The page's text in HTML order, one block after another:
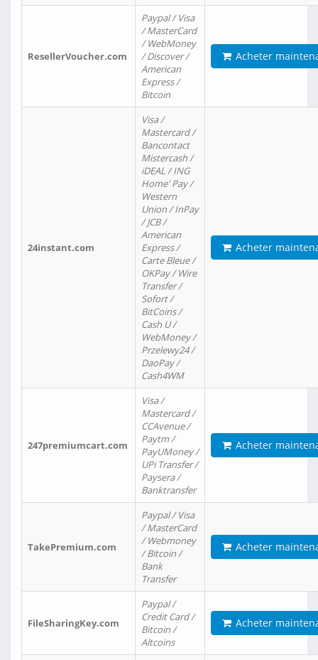
ResellerVoucher.com
Paypal / Visa
/ MasterCard
/ WebMoney
/ Discover /
American
Express /
Bitcoin
Acheter
24instant.com
Visa /
Mastercard /
Bancontact
Mistercash /
iDEAL / ING
Home' Pay /
Western
Union / InPay
/ JCB /
American
Express /
Carte Bleue /
OKPay / Wire
Transfer /
Sofort /
BitCoins /
Cash U /
WebMoney /
Przelewy24 /
DaoPay /
Cash4WM
Acheter
247premiumcart.com
Visa /
Mastercard /
CCAvenue /
Paytm /
PayUMoney /
UPi Transfer /
Paysera /
Banktransfer
Acheter
TakePremium.com
Paypal / Visa
/ MasterCard
/ Webmoney
/ Bitcoin /
Bank
Transfer
Acheter
FileSharingKey.com
Paypal /
Credit Card /
Bitcoin /
Altcoins
Acheter